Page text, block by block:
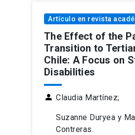
Artículo en revista
The Effect of the
Transition to
Chile: A Focus on
Disabilities
person Claudia Martínez;
Suzanne Duryea y
Contreras.